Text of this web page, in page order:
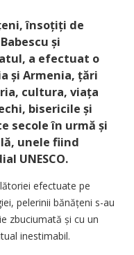
însoțiți de
și
a efectuat o
și Armenia, țări
cultura, viața
bisericile și
secole în urmă și
unele fiind
UNESCO.
efectuate pe
pelerinii bănățeni s-au
zbuciumată și cu un
inestimabil.